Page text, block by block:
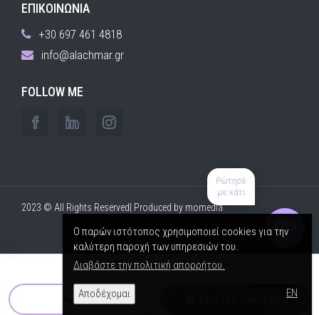
⭐ 5,0· 240+ αξιολογήσεις στο Google
📞 Κλήση 📅 Κλείστε Ραντεβού
ΕΠΙΚΟΙΝΩΝΙΑ
+30 697 461 4818
info@alachmar.gr
FOLLOW ME
2023 © All Rights Reserved| Produced by momedia
Όροι Χρήσης & Πολιτική Απορρήτου
Ο παρών ιστότοπος χρησιμοποιεί cookies για την
καλύτερη παροχή των υπηρεσιών του.
Διαβάστε την πολιτική απορρήτου.
Αποδέχομαι EN
Ρώτησέ
με κάτι